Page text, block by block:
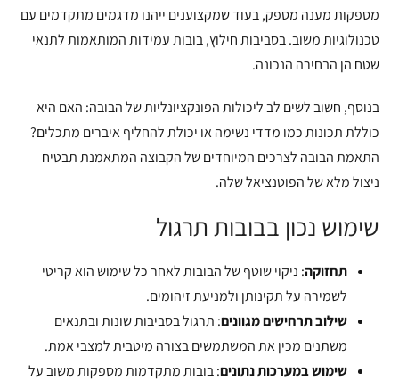
מספקות מענה מספק, בעוד שמקצוענים ייהנו מדגמים מתקדמים עם
טכנולוגיות משוב. בסביבות חילוץ, בובות עמידות המותאמות לתנאי
שטח הן הבחירה הנכונה.
בנוסף, חשוב לשים לב ליכולות הפונקציונליות של הבובה: האם היא
כוללת תכונות כמו מדדי נשימה או יכולת להחליף איברים מתכלים?
התאמת הבובה לצרכים המיוחדים של הקבוצה המתאמנת תבטיח
ניצול מלא של הפוטנציאל שלה.
שימוש נכון בבובות תרגול
תחזוקה: ניקוי שוטף של הבובות לאחר כל שימוש הוא קריטי
לשמירה על תקינותן ולמניעת זיהומים.
שילוב תרחישים מגוונים: תרגול בסביבות שונות ובתנאים
משתנים מכין את המשתמשים בצורה מיטבית למצבי אמת.
שימוש במערכות נתונים: בובות מתקדמות מספקות משוב על